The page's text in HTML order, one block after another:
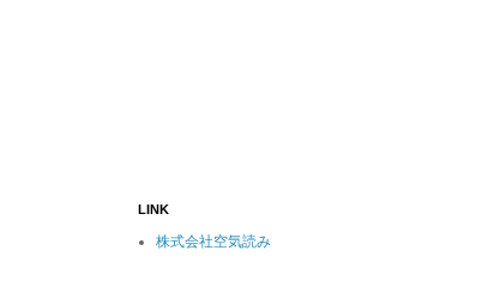
LINK
株式会社空気読み